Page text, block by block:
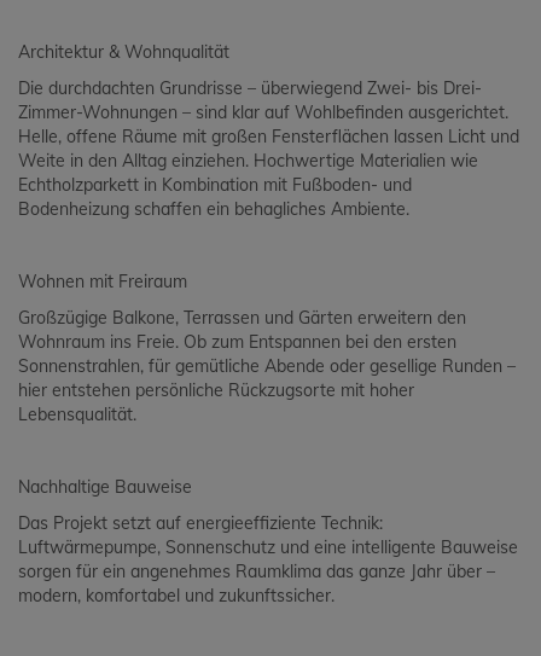
Architektur & Wohnqualität
Die durchdachten Grundrisse – überwiegend Zwei- bis Drei-
Zimmer-Wohnungen – sind klar auf Wohlbefinden ausgerichtet.
Helle, offene Räume mit großen Fensterflächen lassen Licht und
Weite in den Alltag einziehen. Hochwertige Materialien wie
Echtholzparkett in Kombination mit Fußboden- und
Bodenheizung schaffen ein behagliches Ambiente.
Wohnen mit Freiraum
Großzügige Balkone, Terrassen und Gärten erweitern den
Wohnraum ins Freie. Ob zum Entspannen bei den ersten
Sonnenstrahlen, für gemütliche Abende oder gesellige Runden –
hier entstehen persönliche Rückzugsorte mit hoher
Lebensqualität.
Nachhaltige Bauweise
Das Projekt setzt auf energieeffiziente Technik:
Luftwärmepumpe, Sonnenschutz und eine intelligente Bauweise
sorgen für ein angenehmes Raumklima das ganze Jahr über –
modern, komfortabel und zukunftssicher.